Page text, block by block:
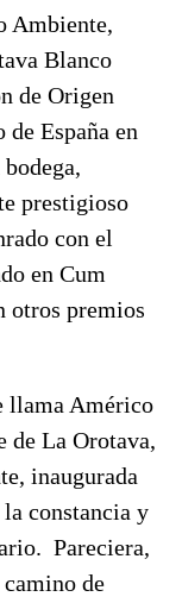
Ambiente,
Blanco
de Origen
España en
prestigioso
con el
en Cum
otros premios
llama Américo
de La Orotava,
inaugurada
constancia y
Pareciera,
de